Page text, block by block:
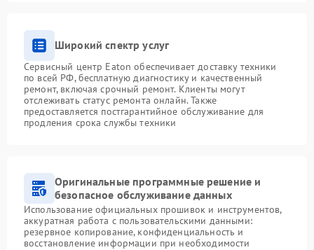
Широкий спектр услуг
Сервисный центр Eaton обеспечивает доставку техники
по всей РФ, бесплатную диагностику и качественный
ремонт, включая срочный ремонт. Клиенты могут
отслеживать статус ремонта онлайн. Также
предоставляется постгарантийное обслуживание для
продления срока службы техники
Оригинальные программные решение и
безопасное обслуживание данных
Использование официальных прошивок и инструментов,
аккуратная работа с пользовательскими данными:
резервное копирование, конфиденциальность и
восстановление информации при необходимости